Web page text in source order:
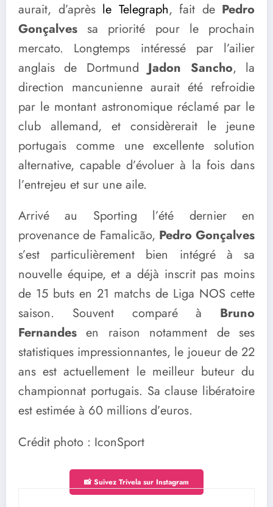
aurait, d’après le Telegraph, fait de Pedro
Gonçalves sa priorité pour le prochain
mercato. Longtemps intéressé par l’ailier
anglais de DortmundJadon Sancho, la
direction mancunienne aurait été refroidie
par le montant astronomique réclamé par le
club allemand, et considèrerait le jeune
portugais comme une excellente solution
alternative, capable d’évoluer à la fois dans
l’entrejeu et sur une aile.
Arrivé au Sporting l’été dernier en
provenance de Famalicão, Pedro Gonçalves
s’est particulièrement bien intégré à sa
nouvelle équipe, et a déjà inscrit pas moins
de 15 buts en 21 matchs de Liga NOS cette
saison. Souvent comparé à Bruno
Fernandesen raison notamment de ses
statistiques impressionnantes, le joueur de 22
ans est actuellement le meilleur buteur du
championnat portugais. Sa clause libératoire
est estimée à 60 millions d’euros.
Crédit photo : IconSport
📸 Suivez Trivela sur Instagram